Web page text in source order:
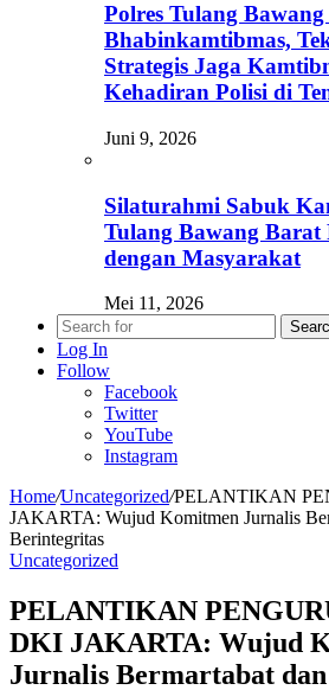
Polres Tulang
Bhabinkamtibmas,
Strategis Jaga
Kehadiran Polisi di
Juni 9, 2026
Silaturahmi Sabuk
Tulang Bawang Barat
dengan Masyarakat
Mei 11, 2026
Log In
Follow
Facebook
Twitter
YouTube
Instagram
Home/Uncategorized/PELANTIKAN
JAKARTA: Wujud Komitmen Jurnalis
Berintegritas
Uncategorized
PELANTIKAN
DKI JAKARTA: Wujud
Jurnalis Bermartabat